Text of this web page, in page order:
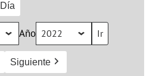
Día
Año
Siguiente